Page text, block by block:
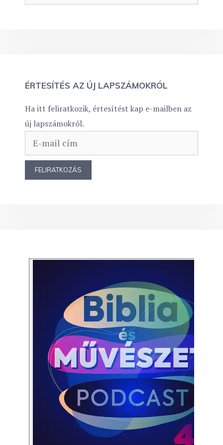
ÉRTESÍTÉS AZ ÚJ LAPSZÁMOKRÓL
Ha itt feliratkozik, értesítést kap e-mailben az
új lapszámokról.